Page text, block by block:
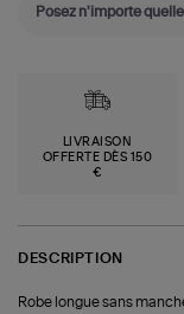
LIVRAISON
OFFERTE DÈS 150
€
DESCRIPTION
Robe longue sans